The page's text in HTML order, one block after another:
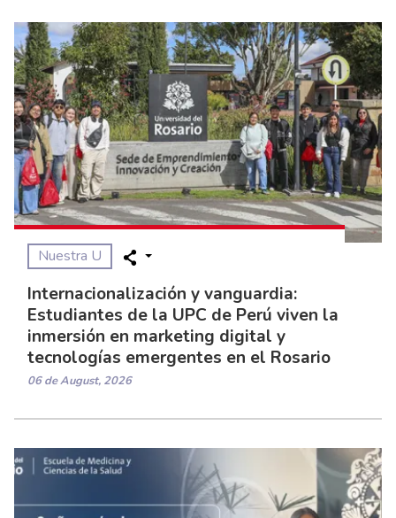
Nuestra U
Internacionalización y vanguardia:
Estudiantes de la UPC de Perú viven la
inmersión en marketing digital y
tecnologías emergentes en el Rosario
06 de August, 2026